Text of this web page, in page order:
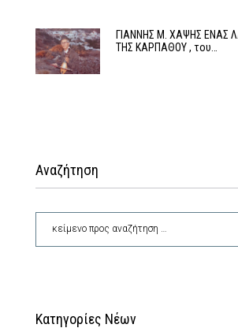
ΓΙΑΝΝΗΣ Μ. ΧΑΨΗΣ ΕΝΑΣ
ΤΗΣ ΚΑΡΠΑΘΟΥ , του…
Αναζήτηση
Κατηγορίες Νέων